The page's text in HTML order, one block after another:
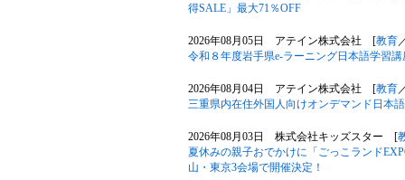
得SALE」最大71％OFF
2026年08月05日 アテイン株式会社 [教育
令和８年度岩手県e-ラーニング日本語学習
2026年08月04日 アテイン株式会社 [教育
三重県内在住外国人向けオンデマンド日本
2026年08月03日 株式会社キッズスター [
夏休みの親子おでかけに「ごっこランド
山・東京3会場で開催決定！